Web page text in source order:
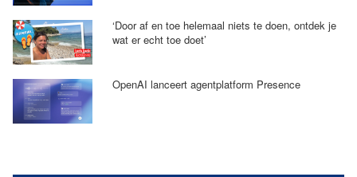
‘Door af en toe helemaal niets te doen, ontdek je
wat er echt toe doet’
OpenAI lanceert agentplatform Presence